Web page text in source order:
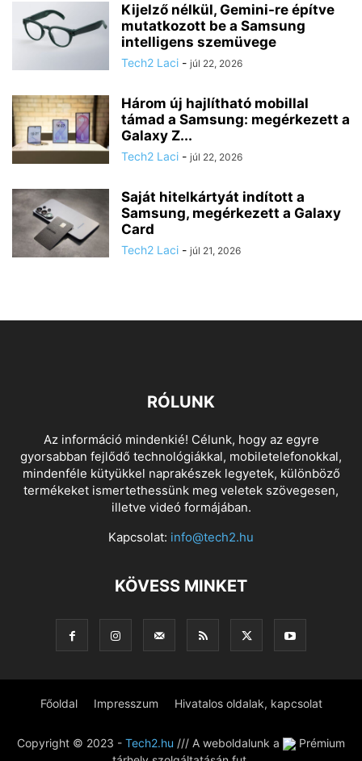
Kijelző nélkül, Gemini-re építve
mutatkozott be a Samsung
intelligens szemüvege
Tech2 Laci - júl 22, 2026
Három új hajlítható mobillal
támad a Samsung: megérkezett a
Galaxy Z...
Tech2 Laci - júl 22, 2026
Saját hitelkártyát indított a
Samsung, megérkezett a Galaxy
Card
Tech2 Laci - júl 21, 2026
RÓLUNK
Az információ mindenkié! Célunk, hogy az egyre
gyorsabban fejlődő technológiákkal, mobiletelefonokkal,
mindenféle kütyükkel naprakészek legyetek, különböző
termékeket ismertethessünk meg veletek szövegesen,
illetve videó formájában.
Kapcsolat: info@tech2.hu
KÖVESS MINKET
Főoldal Impresszum Hivatalos oldalak, kapcsolat
Copyright © 2023 - Tech2.hu /// A weboldalunk a
Prémium